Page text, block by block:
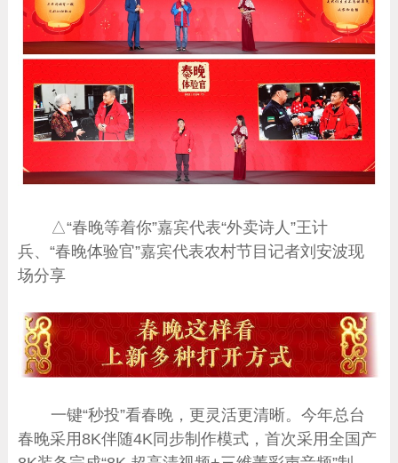
△“春晚等着你”嘉宾代表“外卖诗人”王计
兵、“春晚体验官”嘉宾代表农村节目记者刘安波现
场分享
一键“秒投”看春晚，更灵活更清晰。今年总台
春晚采用8K伴随4K同步制作模式，首次采用全国产